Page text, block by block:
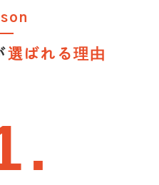
選ばれる理由